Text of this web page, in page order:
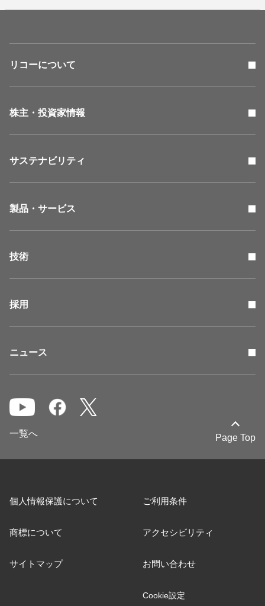
リコーについて
株主・投資家情報
サステナビリティ
製品・サービス
技術
採用
ニュース
Page Top
一覧へ
個人情報保護について ご利用条件
商標について アクセシビリティ
サイトマップ お問い合わせ
Cookie設定